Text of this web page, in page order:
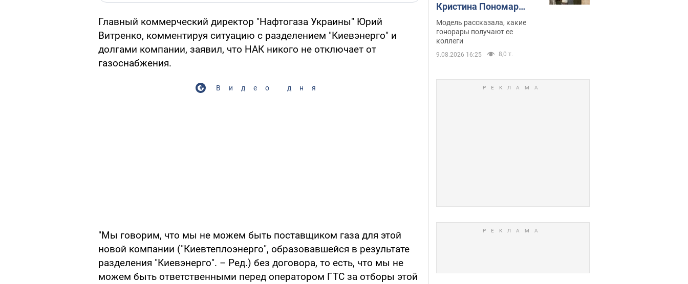
Главный коммерческий директор "Нафтогаза Украины" Юрий
Витренко, комментируя ситуацию с разделением "Киевэнерго" и
долгами компании, заявил, что НАК никого не отключает от
газоснабжения.
Видео дня
"Мы говорим, что мы не можем быть поставщиком газа для этой
новой компании ("Киевтеплоэнерго", образовавшейся в результате
разделения "Киевэнерго". – Ред.) без договора, то есть, что мы не
можем быть ответственными перед оператором ГТС за отборы этой
Кристина Пономар
рассказала о страшной
стороне модельной
карьеры
Модель рассказала, какие
гонорары получают ее
коллеги
9.08.2026 16:25 8,0 т.